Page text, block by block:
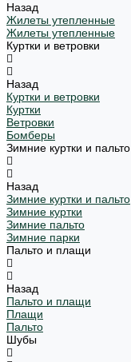
Назад
Жилеты утепленные
Жилеты утепленные
Куртки и ветровки
Назад
Куртки и ветровки
Куртки
Ветровки
Бомберы
Зимние куртки и пальто
Назад
Зимние куртки и пальто
Зимние куртки
Зимние пальто
Зимние парки
Пальто и плащи
Назад
Пальто и плащи
Плащи
Пальто
Шубы